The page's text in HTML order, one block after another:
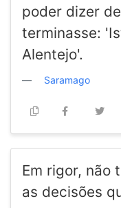
poder dizer
terminasse:
Alentejo'.
Saramago
Em rigor, não
as decisões